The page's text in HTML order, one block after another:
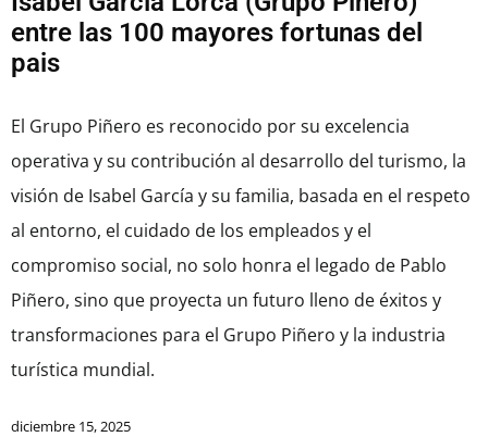
entre las 100 mayores fortunas del
pais
El Grupo Piñero es reconocido por su excelencia
operativa y su contribución al desarrollo del turismo, la
visión de Isabel García y su familia, basada en el respeto
al entorno, el cuidado de los empleados y el
compromiso social, no solo honra el legado de Pablo
Piñero, sino que proyecta un futuro lleno de éxitos y
transformaciones para el Grupo Piñero y la industria
turística mundial.
diciembre 15, 2025